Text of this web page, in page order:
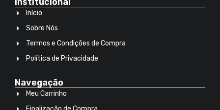
Início
Sobre Nós
Termos e Condições de Compra
Política de Privacidade
Navegação
Meu Carrinho